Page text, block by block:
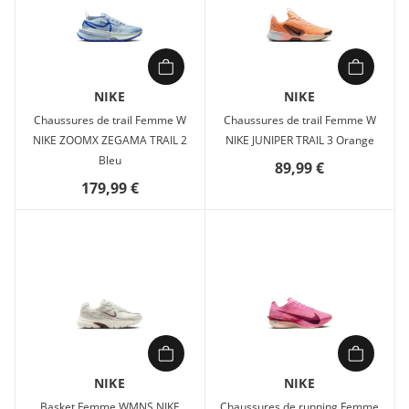
NIKE
Chaussures de trail Femme W
NIKE ZOOMX ZEGAMA TRAIL 2
Bleu
179,99 €
NIKE
Chaussures de trail Femme W
NIKE JUNIPER TRAIL 3 Orange
89,99 €
NIKE NIKE